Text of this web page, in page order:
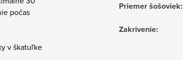
počas
v škatuľke
Priemer šošoviek:
Zakrivenie: